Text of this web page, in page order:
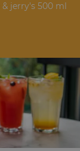
jerry's 500 ml